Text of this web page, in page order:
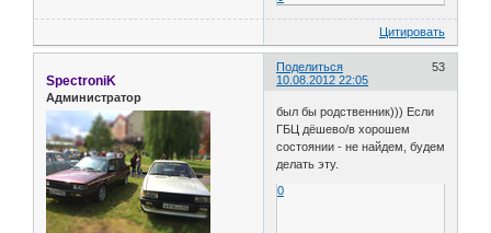
Цитировать
Поделиться
53
10.08.2012 22:05
SpectroniK
Администратор
был бы родственник))) Если
ГБЦ дёшево/в хорошем
состоянии - не найдем, будем
делать эту.
0